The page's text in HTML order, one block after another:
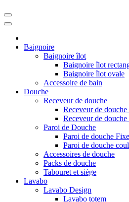
Baignoire
Baignoire îlot
Baignoire îlot
Baignoire îlot ovale
Accessoire de bain
Douche
Receveur de douche
Receveur de
Receveur de
Paroi de Douche
Paroi de douche Fixe
Paroi de douche
Accessoires de douche
Packs de douche
Tabouret et siège
Lavabo
Lavabo Design
Lavabo totem